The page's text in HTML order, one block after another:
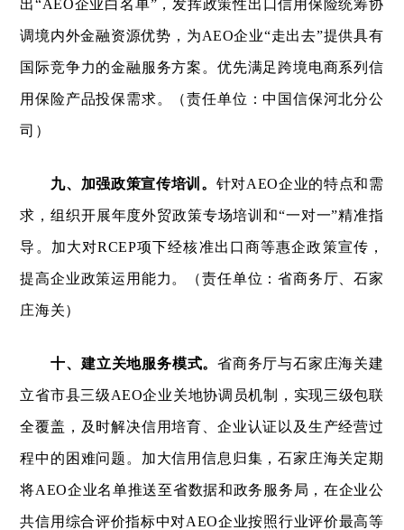
出“AEO企业白名单”，发挥政策性出口信用保险统筹协
调境内外金融资源优势，为AEO企业“走出去”提供具有
国际竞争力的金融服务方案。优先满足跨境电商系列信
用保险产品投保需求。（责任单位：中国信保河北分公
司）
九、加强政策宣传培训。 针对AEO企业的特点和需
求，组织开展年度外贸政策专场培训和“一对一”精准指
导。加大对RCEP项下经核准出口商等惠企政策宣传，
提高企业政策运用能力。（责任单位：省商务厅、石家
庄海关）
十、建立关地服务模式。省商务厅与石家庄海关建
立省市县三级AEO企业关地协调员机制，实现三级包联
全覆盖，及时解决信用培育、企业认证以及生产经营过
程中的困难问题。加大信用信息归集，石家庄海关定期
将AEO企业名单推送至省数据和政务服务局，在企业公
共信用综合评价指标中对AEO企业按照行业评价最高等